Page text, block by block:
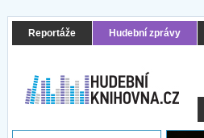
Reportáže Hudební zprávy